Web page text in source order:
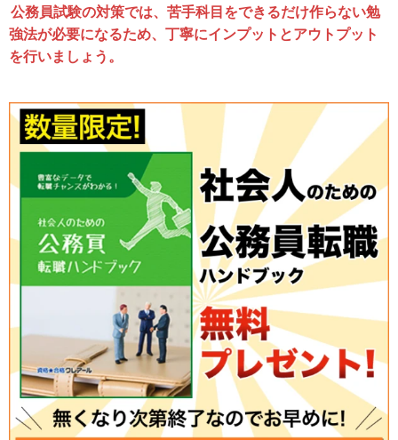
公務員試験の対策では、苦手科目をできるだけ作らない勉
強法が必要になるため、丁寧にインプットとアウトプット
を行いましょう。